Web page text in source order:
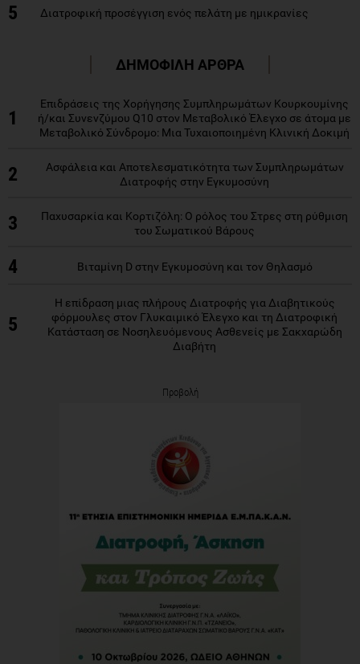
5 Διατροφική προσέγγιση ενός πελάτη με ημικρανίες
ΔΗΜΟΦΙΛΗ ΑΡΘΡΑ
1
Επιδράσεις της Χορήγησης Συμπληρωμάτων Κουρκουμίνης
ή/και Συνενζύμου Q10 στον Μεταβολικό Έλεγχο σε άτομα με
Μεταβολικό Σύνδρομο: Μια Τυχαιοποιημένη Κλινική Δοκιμή
2
Ασφάλεια και Αποτελεσματικότητα των Συμπληρωμάτων
Διατροφής στην Εγκυμοσύνη
3
Παχυσαρκία και Κορτιζόλη: Ο ρόλος του Στρες στη ρύθμιση
του Σωματικού Βάρους
4 Βιταμίνη D στην Εγκυμοσύνη και τον Θηλασμό
5
Η επίδραση μιας πλήρους Διατροφής για Διαβητικούς
φόρμουλες στον Γλυκαιμικό Έλεγχο και τη Διατροφική
Κατάσταση σε Νοσηλευόμενους Ασθενείς με Σακχαρώδη
Διαβήτη
Προβολή